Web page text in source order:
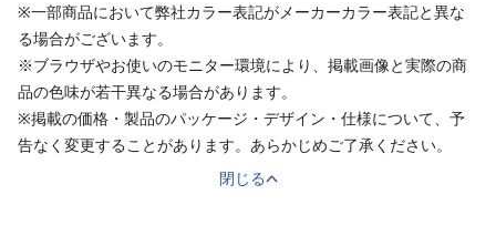
※一部商品において弊社カラー表記がメーカーカラー表記と異な
る場合がございます。
※ブラウザやお使いのモニター環境により、掲載画像と実際の商
品の色味が若干異なる場合があります。
※掲載の価格・製品のパッケージ・デザイン・仕様について、予
告なく変更することがあります。あらかじめご了承ください。
閉じる